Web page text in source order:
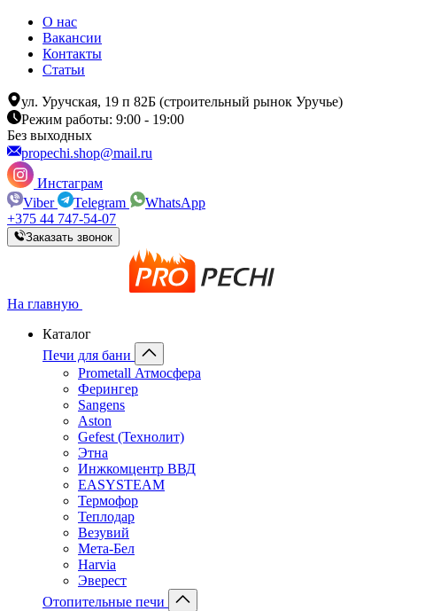
О нас
Вакансии
Контакты
Статьи
ул. Уручская, 19 п 82Б (строительный рынок Уручье)
Режим работы: 9:00 - 19:00
Без выходных
propechi.shop@mail.ru
Инстаграм
Viber
Telegram
WhatsApp
+375 44 747-54-07
Заказать звонок
На главную
Каталог
Печи для бани
Prometall Атмосфера
Ферингер
Sangens
Aston
Gefest (Технолит)
Этна
Инжкомцентр ВВД
EASYSTEAM
Термофор
Теплодар
Везувий
Мета-Бел
Harvia
Эверест
Отопительные печи